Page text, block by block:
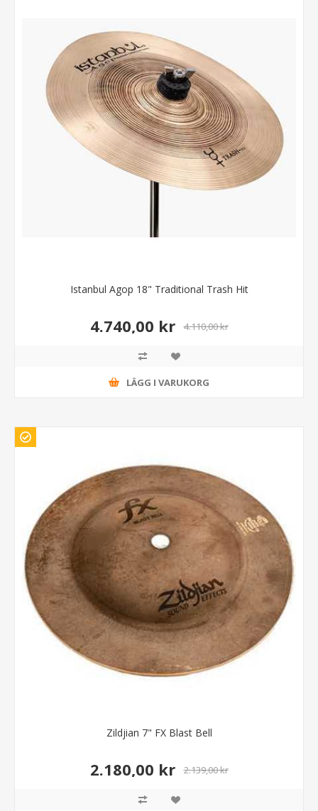
Istanbul Agop 18" Traditional Trash Hit
4.740,00 kr 4.110,00 kr
LÄGG I VARUKORG
Zildjian 7" FX Blast Bell
2.180,00 kr 2.139,00 kr